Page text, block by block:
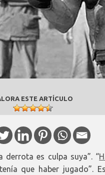
ESTE ARTÍCULO
derrota es culpa suya”. “
que haber jugado”.